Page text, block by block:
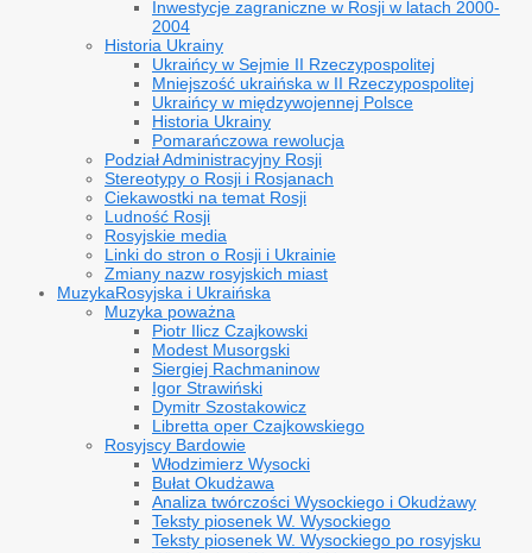
Inwestycje zagraniczne w Rosji w latach 2000-
2004
Historia Ukrainy
Ukraińcy w Sejmie II Rzeczypospolitej
Mniejszość ukraińska w II Rzeczypospolitej
Ukraińcy w międzywojennej Polsce
Historia Ukrainy
Pomarańczowa rewolucja
Podział Administracyjny Rosji
Stereotypy o Rosji i Rosjanach
Ciekawostki na temat Rosji
Ludność Rosji
Rosyjskie media
Linki do stron o Rosji i Ukrainie
Zmiany nazw rosyjskich miast
MuzykaRosyjska i Ukraińska
Muzyka poważna
Piotr Ilicz Czajkowski
Modest Musorgski
Siergiej Rachmaninow
Igor Strawiński
Dymitr Szostakowicz
Libretta oper Czajkowskiego
Rosyjscy Bardowie
Włodzimierz Wysocki
Bułat Okudżawa
Analiza twórczości Wysockiego i Okudżawy
Teksty piosenek W. Wysockiego
Teksty piosenek W. Wysockiego po rosyjsku